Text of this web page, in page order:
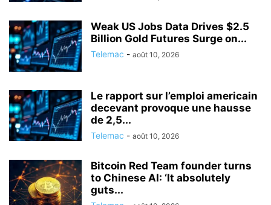
Weak US Jobs Data Drives $2.5
Billion Gold Futures Surge on...
Telemac - août 10, 2026
Le rapport sur l’emploi americain
decevant provoque une hausse
de 2,5...
Telemac - août 10, 2026
Bitcoin Red Team founder turns
to Chinese AI: ‘It absolutely
guts...